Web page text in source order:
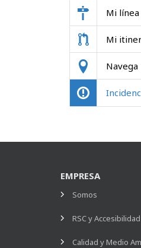
Mi línea
Mi
EMPRESA
Somos
RSC y Accesibilidad
Calidad y Medio